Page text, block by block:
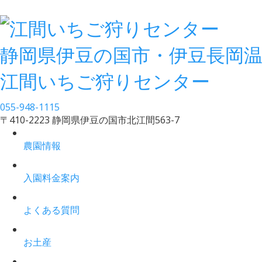
静岡県伊豆の国市・伊豆長岡
江間いちご狩りセンター
055-948-1115
〒410-2223 静岡県伊豆の国市北江間563-7
農園情報
入園料金案内
よくある質問
お土産